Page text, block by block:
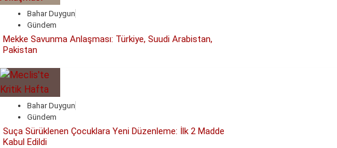
Bahar Duygun
Gündem
Mekke Savunma Anlaşması: Türkiye, Suudi Arabistan,
Pakistan
Bahar Duygun
Gündem
Suça Sürüklenen Çocuklara Yeni Düzenleme: İlk 2 Madde
Kabul Edildi